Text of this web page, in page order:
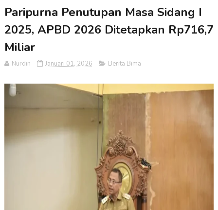
Paripurna Penutupan Masa Sidang I
2025, APBD 2026 Ditetapkan Rp716,7
Miliar
Nurdin Januari 01, 2026 Berita Bima